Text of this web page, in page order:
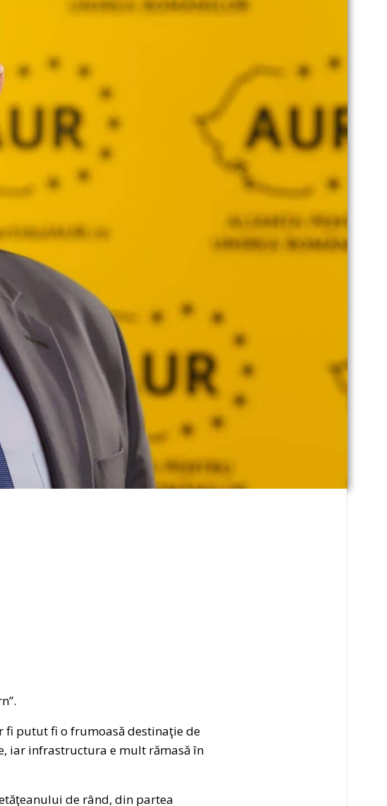
fi putut fi o frumoasă destinaţie de
iar infrastructura e mult rămasă în
de rând, din partea